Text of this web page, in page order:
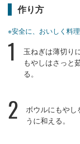
作り方
※安全に、おいしく料
1
玉ねぎは薄切り
もやしはさっと
る。
2
ボウルにもやし
うに和える。